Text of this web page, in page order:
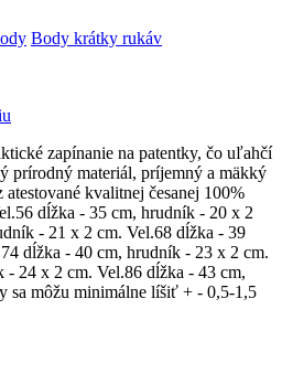
Body krátky rukáv
zapínanie na patentky, čo uľahčí
prírodný materiál, príjemný a mäkký
kvalitnej česanej 100%
dĺžka - 35 cm, hrudník - 20 x 2
- 21 x 2 cm. Vel.68 dĺžka - 39
dĺžka - 40 cm, hrudník - 23 x 2 cm.
24 x 2 cm. Vel.86 dĺžka - 43 cm,
sa môžu minimálne líšiť + - 0,5-1,5